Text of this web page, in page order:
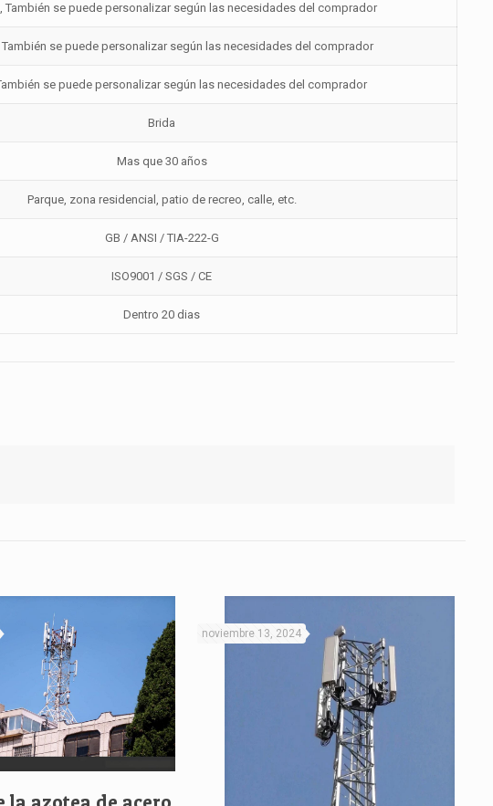
,También se puede personalizar según las necesidades del comprador
También se puede personalizar según las necesidades del comprador
se puede personalizar según las necesidades del comprador
Brida
Mas que 30 años
Parque, zona residencial, patio de recreo, calle, etc.
GB / ANSI / TIA-222-G
ISO9001 / SGS / CE
Dentro 20 dias
noviembre 13, 2024